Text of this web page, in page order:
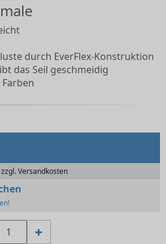
durch EverFlex-Konstruktion
das Seil geschmeidig
zzgl. Versandkosten